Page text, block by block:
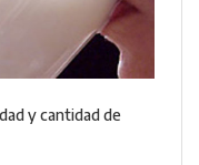
y cantidad de